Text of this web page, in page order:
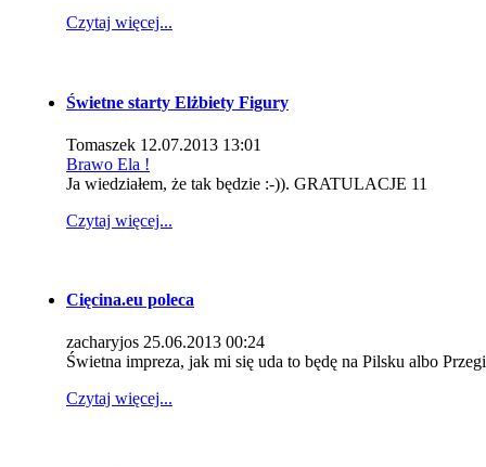
Czytaj więcej...
Świetne starty Elżbiety Figury
Tomaszek 12.07.2013 13:01
Brawo Ela !
Ja wiedziałem, że tak będzie :-)). GRATULACJE 11
Czytaj więcej...
Cięcina.eu poleca
zacharyjos 25.06.2013 00:24
Świetna impreza, jak mi się uda to będę na Pilsku albo
Czytaj więcej...